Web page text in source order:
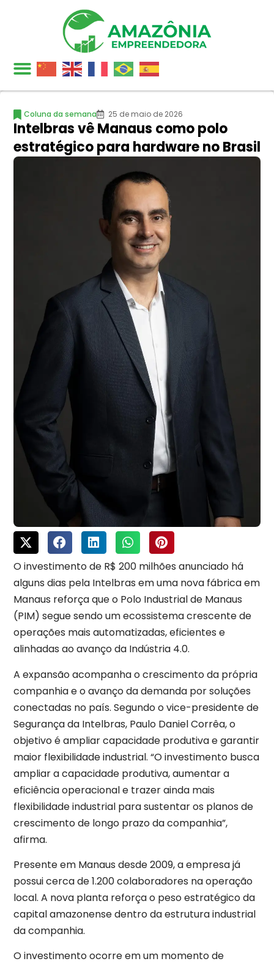
Coluna da semana 25 de maio de 2026
Intelbras vê Manaus como polo
estratégico para hardware no Brasil
O investimento de R$ 200 milhões anunciado há
alguns dias pela Intelbras em uma nova fábrica em
Manaus reforça que o Polo Industrial de Manaus
(PIM) segue sendo um ecossistema crescente de
operações mais automatizadas, eficientes e
alinhadas ao avanço da Indústria 4.0.
A expansão acompanha o crescimento da própria
companhia e o avanço da demanda por soluções
conectadas no país. Segundo o vice-presidente de
Segurança da Intelbras, Paulo Daniel Corrêa, o
objetivo é ampliar capacidade produtiva e garantir
maior flexibilidade industrial. “O investimento busca
ampliar a capacidade produtiva, aumentar a
eficiência operacional e trazer ainda mais
flexibilidade industrial para sustentar os planos de
crescimento de longo prazo da companhia”,
afirma.
Presente em Manaus desde 2009, a empresa já
possui cerca de 1.200 colaboradores na operação
local. A nova planta reforça o peso estratégico da
capital amazonense dentro da estrutura industrial
da companhia.
O investimento ocorre em um momento de